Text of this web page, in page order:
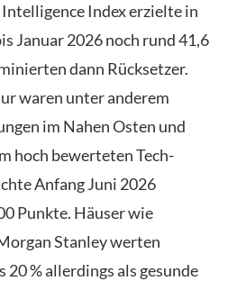
Index erzielte in
Januar 2026 noch rund 41,6
dann Rücksetzer.
waren unter anderem
im Nahen Osten und
hoch bewerteten Tech-
Anfang Juni 2026
Punkte. Häuser wie
Stanley werten
20 % allerdings als gesunde